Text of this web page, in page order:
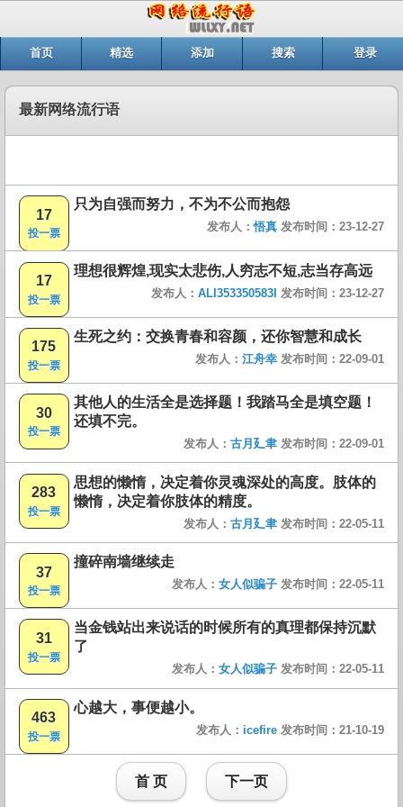
首页 精选 添加 搜索 登录
最新网络流行语
17
投一票
只为自强而努力，不为不公而抱怨
发布人：悟真 发布时间：23-12-27
17
投一票
理想很辉煌,现实太悲伤,人穷志不短,志当存高远
发布人： ALI353350583I 发布时间：23-12-27
175
投一票
生死之约：交换青春和容颜，还你智慧和成长
发布人： 江舟幸 发布时间：22-09-01
30
投一票
其他人的生活全是选择题！我踏马全是填空题！
还填不完。
发布人： 古月廴聿 发布时间：22-09-01
283
投一票
思想的懒惰，决定着你灵魂深处的高度。肢体的
懒惰，决定着你肢体的精度。
发布人： 古月廴聿 发布时间：22-05-11
37
投一票
撞碎南墙继续走
发布人： 女人似骗子 发布时间：22-05-11
31
投一票
当金钱站出来说话的时候所有的真理都保持沉默
了
发布人： 女人似骗子 发布时间：22-05-11
463
投一票
心越大，事便越小。
发布人： icefire 发布时间：21-10-19
首 页 下一页